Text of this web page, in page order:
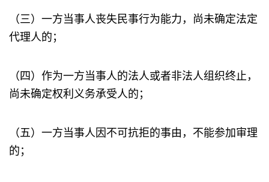
（三）一方当事人丧失民事行为能力，尚未确定法定
代理人的；
（四）作为一方当事人的法人或者非法人组织终止，
尚未确定权利义务承受人的；
（五）一方当事人因不可抗拒的事由，不能参加审理
的；